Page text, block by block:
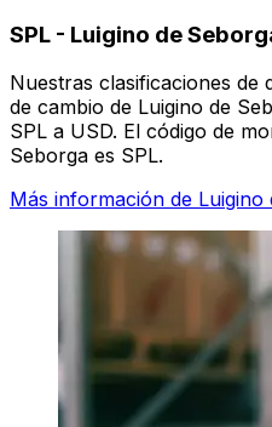
SPL - Luigino de
Nuestras clasificaciones de
de cambio de Luigino de
SPL a USD. El código de
Seborga es SPL.
Más información de Luigino